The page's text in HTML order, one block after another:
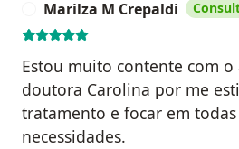
Marilza M Crepaldi
Estou muito contente com
doutora Carolina por me
tratamento e focar em
necessidades.